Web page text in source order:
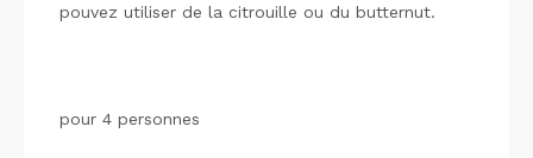
pouvez utiliser de la citrouille ou du butternut.
pour 4 personnes